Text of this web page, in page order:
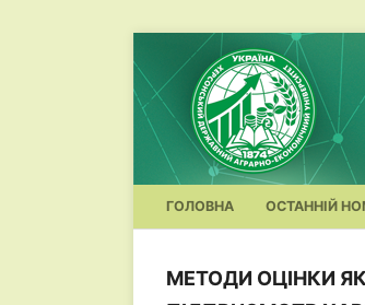
ГОЛОВНА ОСТАННІЙ
МЕТОДИ ОЦІНКИ